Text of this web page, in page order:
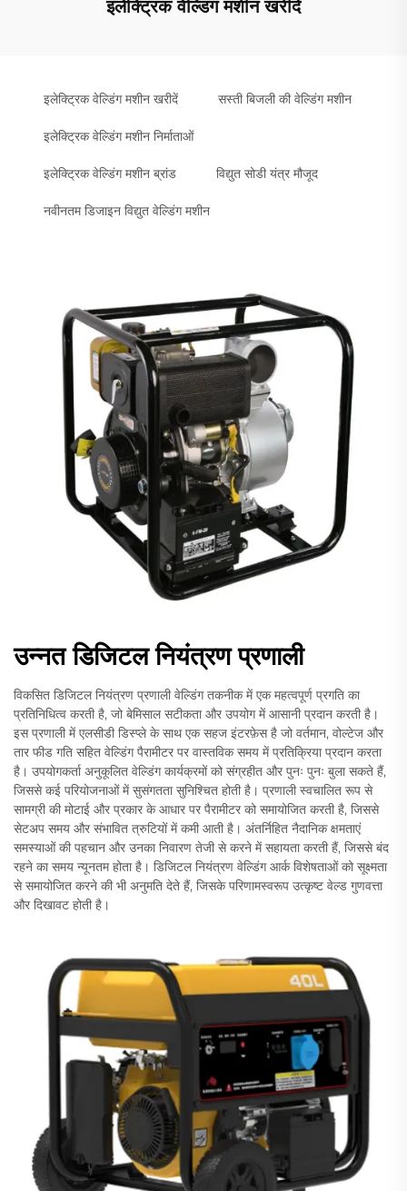
इलेक्ट्रिक वेल्डिंग मशीन खरीदें
इलेक्ट्रिक वेल्डिंग मशीन खरीदें सस्ती बिजली की वेल्डिंग मशीन
इलेक्ट्रिक वेल्डिंग मशीन निर्माताओं
इलेक्ट्रिक वेल्डिंग मशीन ब्रांड विद्युत सोडी यंत्र मौजूद
नवीनतम डिजाइन विद्युत वेल्डिंग मशीन
उन्नत डिजिटल नियंत्रण प्रणाली
विकसित डिजिटल नियंत्रण प्रणाली वेल्डिंग तकनीक में एक महत्वपूर्ण प्रगति का
प्रतिनिधित्व करती है, जो बेमिसाल सटीकता और उपयोग में आसानी प्रदान करती है।
इस प्रणाली में एलसीडी डिस्प्ले के साथ एक सहज इंटरफ़ेस है जो वर्तमान, वोल्टेज और
तार फीड गति सहित वेल्डिंग पैरामीटर पर वास्तविक समय में प्रतिक्रिया प्रदान करता
है। उपयोगकर्ता अनुकूलित वेल्डिंग कार्यक्रमों को संग्रहीत और पुनः पुनः बुला सकते हैं,
जिससे कई परियोजनाओं में सुसंगतता सुनिश्चित होती है। प्रणाली स्वचालित रूप से
सामग्री की मोटाई और प्रकार के आधार पर पैरामीटर को समायोजित करती है, जिससे
सेटअप समय और संभावित त्रुटियों में कमी आती है। अंतर्निहित नैदानिक क्षमताएं
समस्याओं की पहचान और उनका निवारण तेजी से करने में सहायता करती हैं, जिससे बंद
रहने का समय न्यूनतम होता है। डिजिटल नियंत्रण वेल्डिंग आर्क विशेषताओं को सूक्ष्मता
से समायोजित करने की भी अनुमति देते हैं, जिसके परिणामस्वरूप उत्कृष्ट वेल्ड गुणवत्ता
और दिखावट होती है।